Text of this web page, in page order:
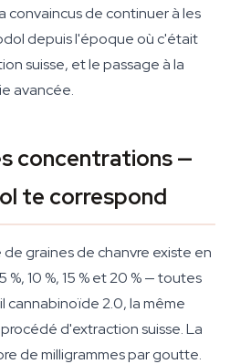
convaincus de continuer à les
depuis l'époque où c'était
suisse, et le passage à la
avancée.
concentrations —
te correspond
graines de chanvre existe en
10 %, 15 % et 20 % — toutes
2.0, la même
d'extraction suisse. La
de milligrammes par goutte.